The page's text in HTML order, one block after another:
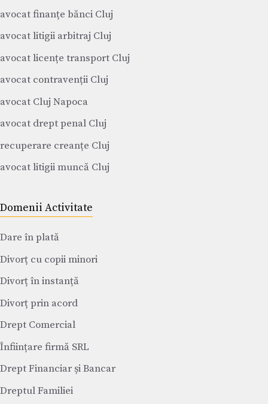
avocat finanțe bănci Cluj
avocat litigii arbitraj Cluj
avocat licențe transport Cluj
avocat contravenții Cluj
avocat Cluj Napoca
avocat drept penal Cluj
recuperare creanțe Cluj
avocat litigii muncă Cluj
Domenii Activitate
Dare în plată
Divorț cu copii minori
Divorț în instanță
Divorț prin acord
Drept Comercial
Înființare firmă SRL
Drept Financiar și Bancar
Dreptul Familiei